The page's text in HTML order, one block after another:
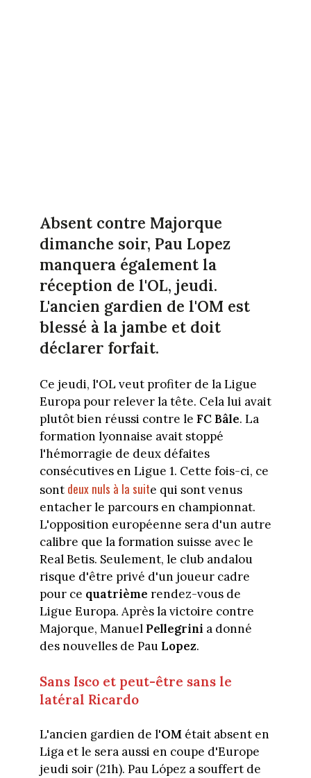
Absent contre Majorque
dimanche soir, Pau Lopez
manquera également la
réception de l'OL, jeudi.
L'ancien gardien de l'OM est
blessé à la jambe et doit
déclarer forfait.
Ce jeudi, l'OL veut profiter de la Ligue
Europa pour relever la tête. Cela lui avait
plutôt bien réussi contre le FC Bâle. La
formation lyonnaise avait stoppé
l'hémorragie de deux défaites
consécutives en Ligue 1. Cette fois-ci, ce
sont deux nuls à la suite qui sont venus
entacher le parcours en championnat.
L'opposition européenne sera d'un autre
calibre que la formation suisse avec le
Real Betis. Seulement, le club andalou
risque d'être privé d'un joueur cadre
pour ce quatrième rendez-vous de
Ligue Europa. Après la victoire contre
Majorque, Manuel Pellegrini a donné
des nouvelles de Pau Lopez.
Sans Isco et peut-être sans le
latéral Ricardo
L'ancien gardien de l'OM était absent en
Liga et le sera aussi en coupe d'Europe
jeudi soir (21h). Pau López a souffert de